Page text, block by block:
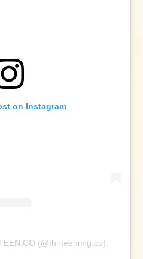
on Instagram
(@thirteenmlg.co)